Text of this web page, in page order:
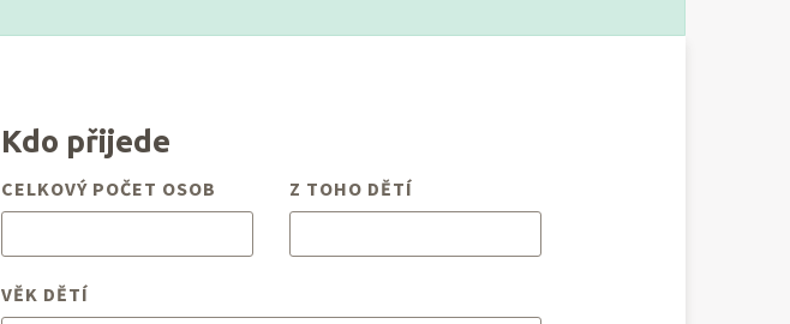
Kdo přijede
CELKOVÝ POČET OSOB Z TOHO DĚTÍ
VĚK DĚTÍ